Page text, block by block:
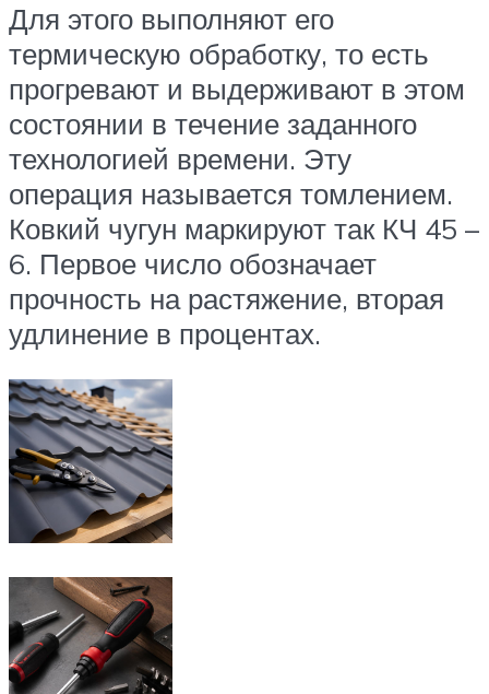
Для этого выполняют его
термическую обработку, то есть
прогревают и выдерживают в этом
состоянии в течение заданного
технологией времени. Эту
операция называется томлением.
Ковкий чугун маркируют так КЧ 45 –
6. Первое число обозначает
прочность на растяжение, вторая
удлинение в процентах.